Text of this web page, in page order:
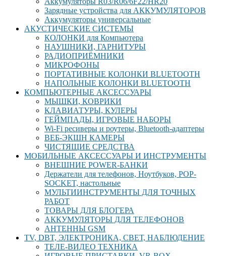
Зарядные устройства для АККУМУЛЯТОРОВ
Аккумуляторы универсальные
АКУСТИЧЕСКИЕ СИСТЕМЫ
КОЛОНКИ для Компьютера
НАУШНИКИ, ГАРНИТУРЫ
РАДИОПРИЁМНИКИ
МИКРОФОНЫ
ПОРТАТИВНЫЕ КОЛОНКИ BLUETOOTH
НАПОЛЬНЫЕ КОЛОНКИ BLUETOOTH
КОМПЬЮТЕРНЫЕ АКСЕССУАРЫ
МЫШКИ, КОВРИКИ
КЛАВИАТУРЫ, КУЛЕРЫ
ГЕЙМПАДЫ, ИГРОВЫЕ НАБОРЫ
Wi-Fi ресиверы и роутеры, Bluetooth-адаптеры
ВЕБ-ЭКШН КАМЕРЫ
ЧИСТЯЩИЕ СРЕДСТВА
МОБИЛЬНЫЕ АКСЕCСУАРЫ И ИНСТРУМЕНТЫ
ВНЕШНИЕ POWER-БАНКИ
Держатели для телефонов, Ноутбуков, POP-
SOCKET, настольные
МУЛЬТИИНСТРУМЕНТЫ ДЛЯ ТОЧНЫХ
РАБОТ
ТОВАРЫ ДЛЯ БЛОГЕРА
АККУМУЛЯТОРЫ ДЛЯ ТЕЛЕФОНОВ
АНТЕННЫ GSM
TV, DBT, ЭЛЕКТРОНИКА, СВЕТ, НАБЛЮДЕНИЕ
ТЕЛЕ-ВИДЕО ТЕХНИКА